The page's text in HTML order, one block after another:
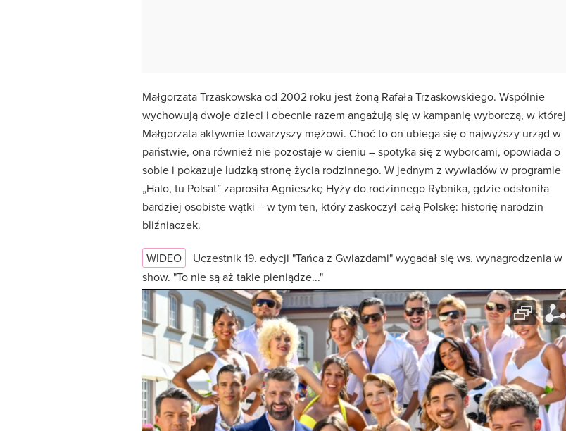
Małgorzata Trzaskowska od 2002 roku jest żoną Rafała Trzaskowskiego. Wspólnie
wychowują dwoje dzieci i obecnie razem angażują się w kampanię wyborczą, w której
Małgorzata aktywnie towarzyszy mężowi. Choć to on ubiega się o najwyższy urząd w
państwie, ona również nie pozostaje w cieniu – spotyka się z wyborcami, opowiada o
sobie i pokazuje ludzką stronę życia rodzinnego. W jednym z wywiadów w programie
„Halo, tu Polsat” zaprosiła Agnieszkę Hyży do rodzinnego Rybnika, gdzie odsłoniła
bardziej osobiste wątki – w tym ten, który zaskoczył całą Polskę: historię narodzin
bliźniaczek.
WIDEO
Uczestnik 19. edycji "Tańca z Gwiazdami" wygadał się ws. wynagrodzenia w
show. "To nie są aż takie pieniądze..."